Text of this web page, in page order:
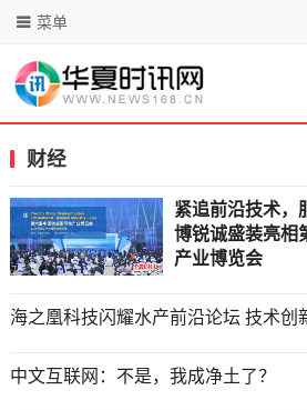
菜单
财经
紧追前沿技术
博锐诚盛装亮相
产业博览会
海之凰科技闪耀水产前沿论坛 技术创
中文互联网：不是，我成净土了？